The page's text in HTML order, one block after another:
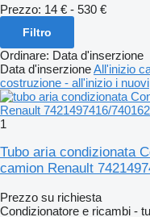
Prezzo: 14 € - 530 €
Filtro
Ordinare: Data d'inserzione
Data d'inserzioneAll'inizio
costruzione - all'inizio i nuovi
1
Tubo aria condizionata
camion Renault
Prezzo su richiesta
Condizionatore e ricambi -